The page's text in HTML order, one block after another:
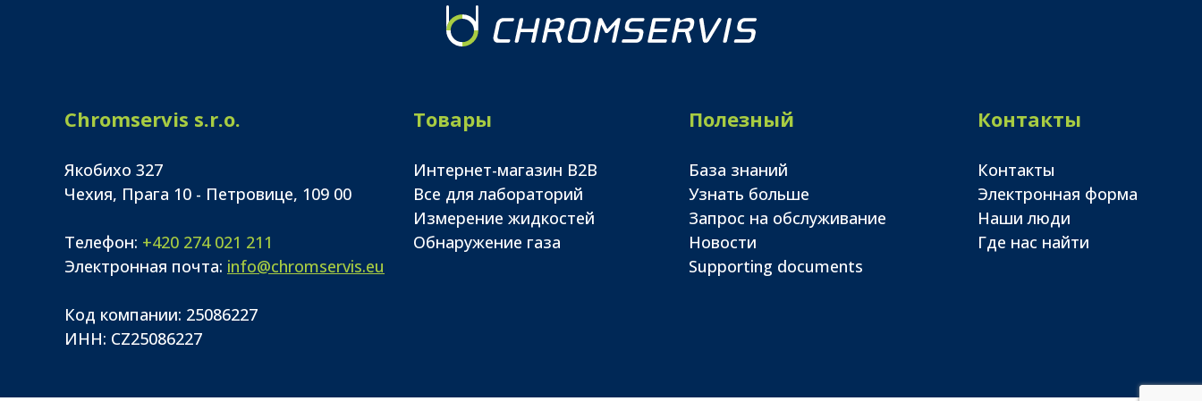
Chromservis s.r.o.
Якобихо 327
Чехия, Прага 10 - Петровице, 109 00
Телефон: +420 274 021 211
Электронная почта: info@chromservis.eu
Код компании: 25086227
ИНН: CZ25086227
Товары
Интернет-магазин B2B
Все для лабораторий
Измерение жидкостей
Обнаружение газа
Полезный
База знаний
Узнать больше
Запрос на обслуживание
Новости
Supporting documents
Контакты
Контакты
Электронная форма
Наши люди
Где нас найти